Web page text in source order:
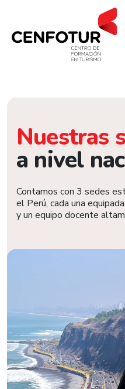
Nuestras
a nivel
Contamos con 3 sedes
el Perú, cada una
y un equipo docente